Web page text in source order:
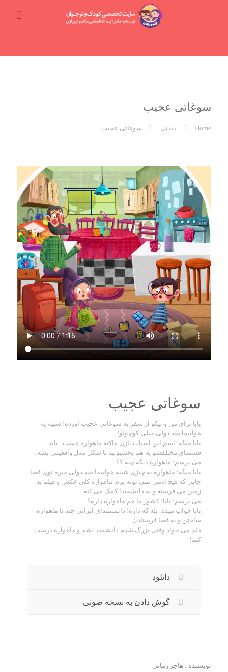
سوغاتی عجیب
Home دیدنی سوغاتی عجیب
سوغاتی عجیب
بابا برای من و نیکو از سفر یه سوغاتی عجیب آورده! شبیه یه
هواپیما ست ولی خیلی کوچولو!
بابا میگه: اسم این اسباب بازی ماکته ماهواره هست . باید
قسمتای مختلفشو به هم بچسبونید تا شکل مدل واقعیش بشه.
می پرسم: ماهواره دیگه چیه ؟؟
بابا میگه: ماهواره یه چیزی شبیه هواپیما ست ولی میره توی فضا.
جایی که هیچ آدمی نمی تونه بره. ماهواره کلی عکس و فیلم به
زمین می فرسته و به دانشمندا کمک می کنه.
می پرسم: بابا! کشور ما هم ماهواره داره؟
بابا جواب میده: بله که داره! دانشمندای ایرانی چند تا ماهواره
ساختن و به فضا فرستادن.
دلم می خواد وقتی بزرگ شدم دانشمند بشم و ماهواره درست
کنم!
دانلود
گوش دادن به نسخه صوتی
نویسنده : هاجر زمانی